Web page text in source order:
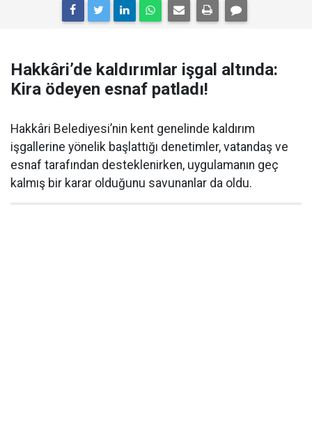
Hakkâri’de kaldırımlar işgal altında:
Kira ödeyen esnaf patladı!
Hakkâri Belediyesi’nin kent genelinde kaldırım
işgallerine yönelik başlattığı denetimler, vatandaş ve
esnaf tarafından desteklenirken, uygulamanın geç
kalmış bir karar olduğunu savunanlar da oldu.